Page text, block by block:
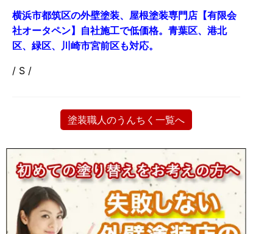
横浜市都筑区の外壁塗装、屋根塗装専門店【有限会
社オータペン】自社施工で低価格。青葉区、港北
区、緑区、川崎市宮前区も対応。
/ S /
塗装職人のうんちく一覧へ